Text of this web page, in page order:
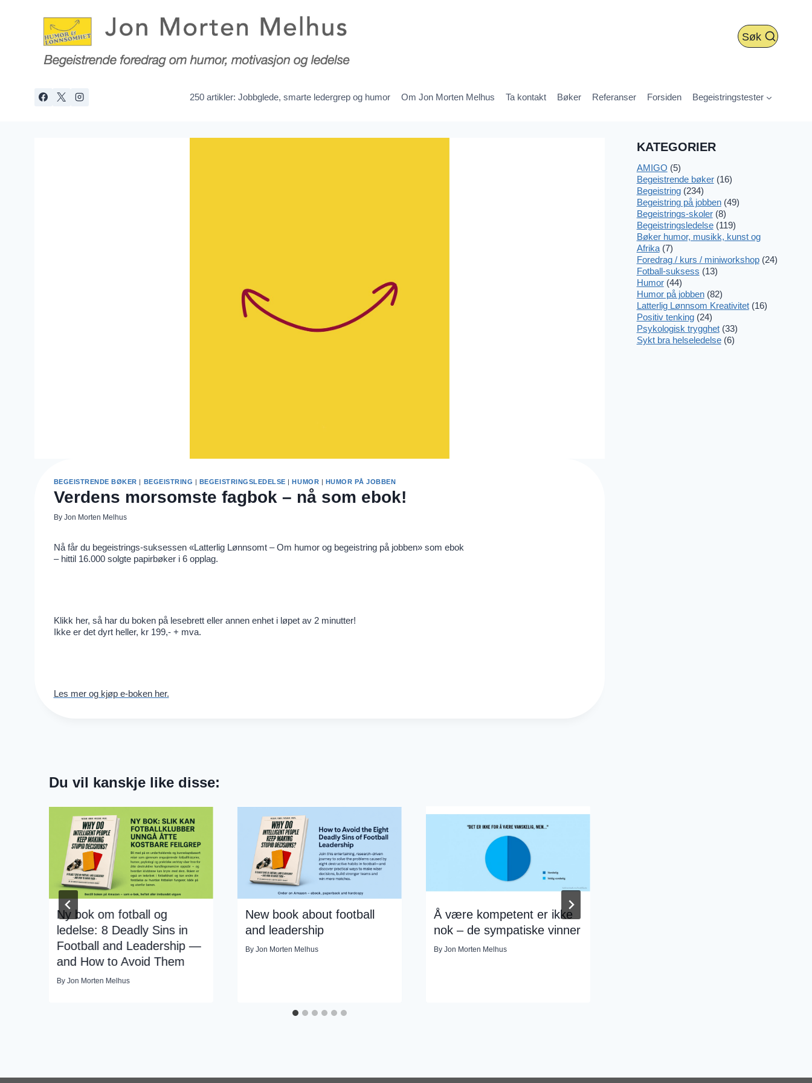
Søk
250 artikler: Jobbglede, smarte ledergrep og humor Om Jon Morten Melhus Ta kontakt Bøker Referanser Forsiden Begeistringstester
BEGEISTRENDE BØKER | BEGEISTRING | BEGEISTRINGSLEDELSE |HUMOR | HUMOR PÅ JOBBEN
Verdens morsomste fagbok – nå som ebok!
By Jon Morten Melhus
Nå får du begeistrings-suksessen «Latterlig Lønnsomt – Om humor og begeistring på jobben» som ebok
– hittil 16.000 solgte papirbøker i 6 opplag.
Klikk her, så har du boken på lesebrett eller annen enhet i løpet av 2 minutter!
Ikke er det dyrt heller, kr 199,- + mva.
Les mer og kjøp e-boken her.
Du vil kanskje like disse:
Ny bok om fotball og
ledelse: 8 Deadly Sins in
Football and Leadership —
and How to Avoid Them
By Jon Morten Melhus
New book about football
and leadership
By Jon Morten Melhus
Å være kompetent er ikke
nok – de sympatiske vinner
By Jon Morten Melhus
KATEGORIER
AMIGO (5)
Begeistrende bøker(16)
Begeistring(234)
Begeistring på jobben(49)
Begeistrings-skoler(8)
Begeistringsledelse(119)
Bøker humor, musikk, kunst og
Afrika(7)
Foredrag / kurs / miniworkshop(24)
Fotball-suksess (13)
Humor(44)
Humor på jobben(82)
Latterlig Lønnsom Kreativitet(16)
Positiv tenking(24)
Psykologisk trygghet(33)
Sykt bra helseledelse(6)